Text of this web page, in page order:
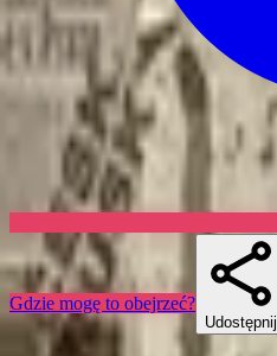
Gdzie mogę to obejrzeć?
Udostępnij